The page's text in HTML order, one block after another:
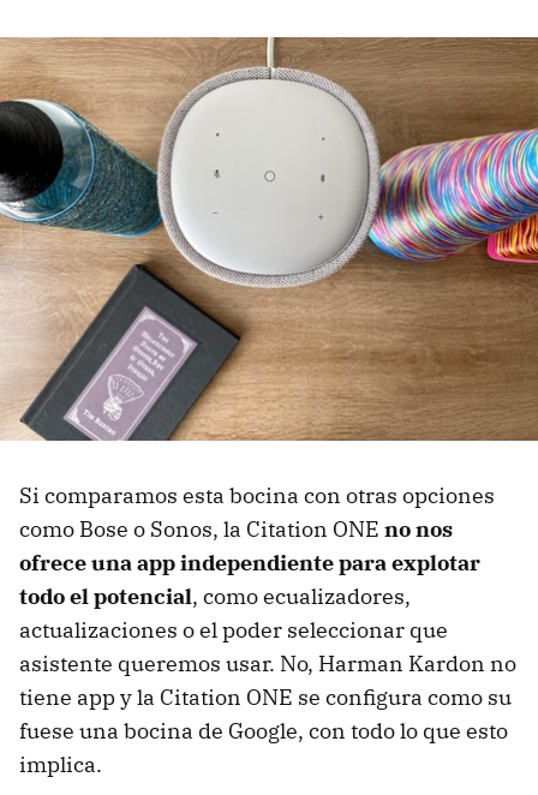
Si comparamos esta bocina con otras opciones
como Bose o Sonos, la Citation ONE no nos
ofrece una app independiente para explotar
todo el potencial, como ecualizadores,
actualizaciones o el poder seleccionar que
asistente queremos usar. No, Harman Kardon no
tiene app y la Citation ONE se configura como su
fuese una bocina de Google, con todo lo que esto
implica.